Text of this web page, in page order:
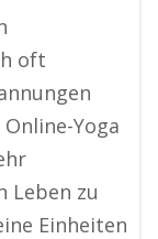
oft
Yoga
Leben zu
Einheiten